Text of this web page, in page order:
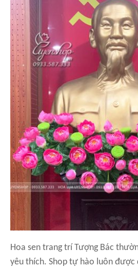
Hoa sen trang trí Tượng Bác
yêu thích. Shop tự hào luôn